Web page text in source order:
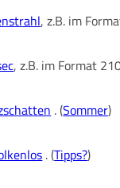
, z.B. im
, z.B. im Format
. (Sommer)
. (Tipps?)